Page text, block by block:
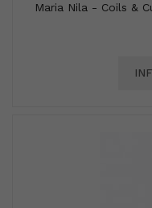
Maria Nila - Coils &